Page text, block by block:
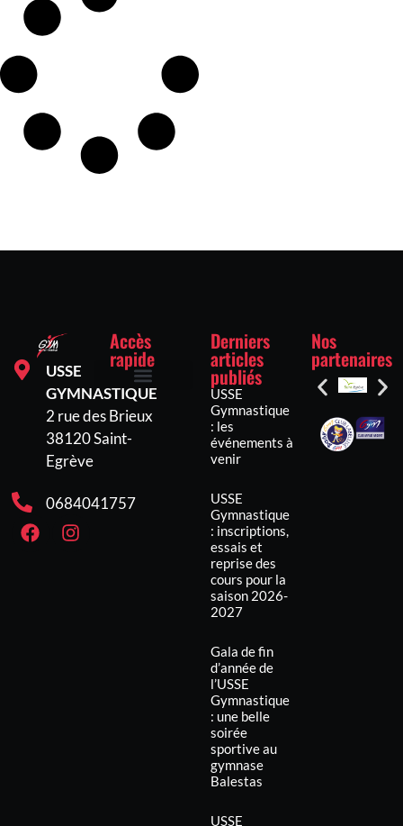
USSE
GYMNASTIQUE
2 rue des Brieux
38120 Saint-
Egrève
0684041757
Accès
rapide
Derniers
articles
publiés
USSE
Gymnastique
: les
événements à
venir
USSE
Gymnastique
: inscriptions,
essais et
reprise des
cours pour la
saison 2026-
2027
Gala de fin
d’année de
l’USSE
Gymnastique
: une belle
soirée
sportive au
gymnase
Balestas
USSE
Nos
partenaires